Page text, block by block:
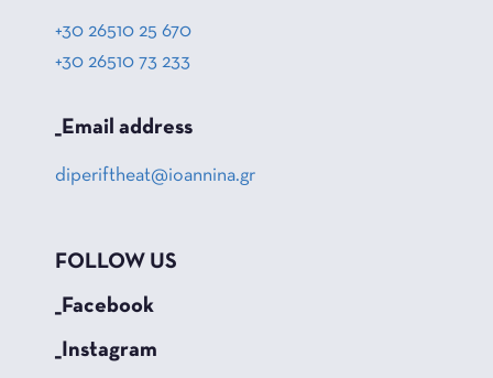
+30 26510 25 670
+30 26510 73 233
_Email address
diperiftheat@ioannina.gr
FOLLOW US
_Facebook
_Instagram